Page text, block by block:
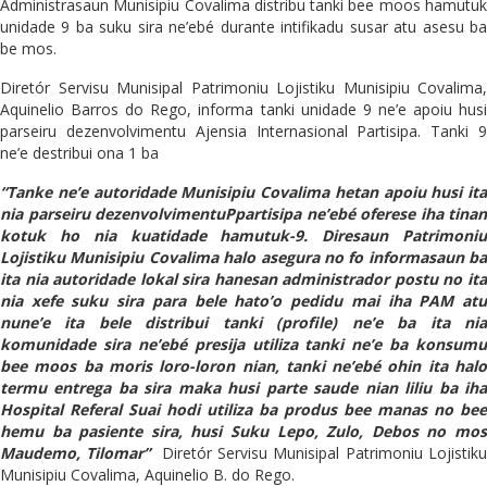
Administrasaun Munisipiu Covalima distribu tanki bee moos hamutuk
unidade 9 ba suku sira ne’ebé durante intifikadu susar atu asesu ba
be mos.
Diretór Servisu Munisipal Patrimoniu Lojistiku Munisipiu Covalima,
Aquinelio Barros do Rego, informa tanki unidade 9 ne’e apoiu husi
parseiru dezenvolvimentu Ajensia Internasional Partisipa. Tanki 9
ne’e destribui ona 1 ba
“Tanke ne’e autoridade Munisipiu Covalima hetan apoiu husi ita
nia parseiru dezenvolvimentuPpartisipa ne’ebé oferese iha tinan
kotuk ho nia kuatidade hamutuk-9. Diresaun Patrimoniu
Lojistiku Munisipiu Covalima halo asegura no fo informasaun ba
ita nia autoridade lokal sira hanesan administrador postu no ita
nia xefe suku sira para bele hato’o pedidu mai iha PAM atu
nune’e ita bele distribui tanki (profile) ne’e ba ita nia
komunidade sira ne’ebé presija utiliza tanki ne’e ba konsumu
bee moos ba moris loro-loron nian, tanki ne’ebé ohin ita halo
termu entrega ba sira maka husi parte saude nian liliu ba iha
Hospital Referal Suai hodi utiliza ba produs bee manas no bee
hemu ba pasiente sira, husi Suku Lepo, Zulo, Debos no mos
Maudemo, Tilomar” Diretór Servisu Munisipal Patrimoniu Lojistiku
Munisipiu Covalima, Aquinelio B. do Rego.